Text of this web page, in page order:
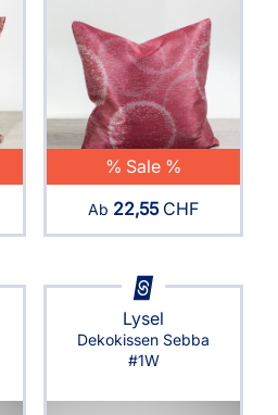
% Sale %
Ab 22,55CHF
Lysel
Dekokissen Sebba
#1W